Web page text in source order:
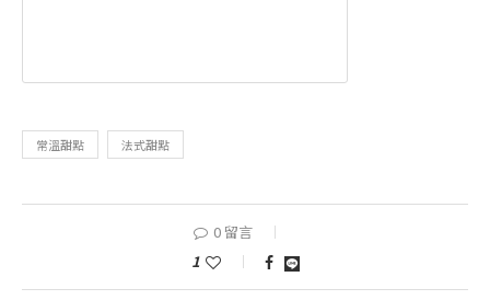
常溫甜點 法式甜點
0 留言
1